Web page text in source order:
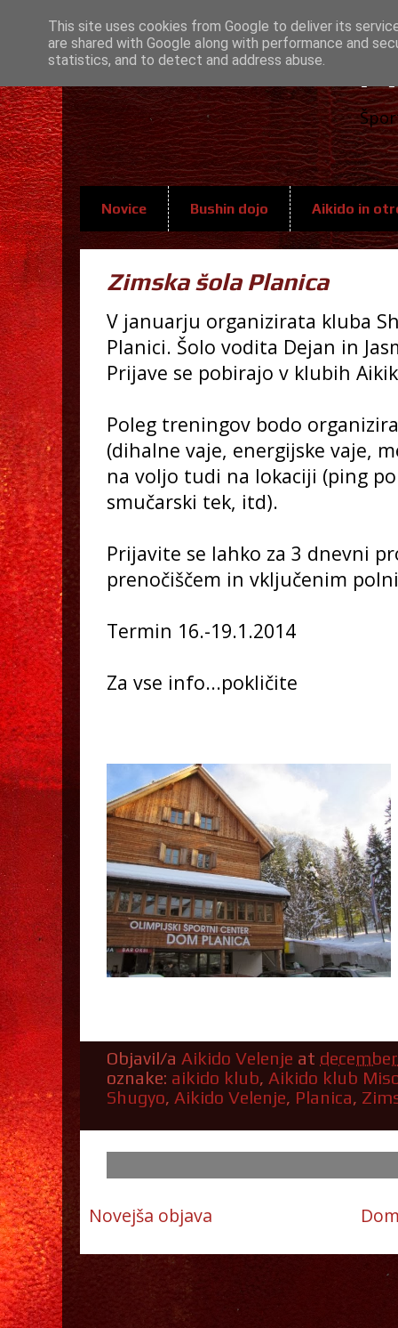
Novice Bushin dojo Aikido in
Zimska šola Planica
V januarju organizirata kluba
Planici. Šolo vodita Dejan in
Prijave se pobirajo v klubih
Poleg treningov bodo
(dihalne vaje, energijske vaje,
na voljo tudi na lokaciji (ping
smučarski tek, itd).
Prijavite se lahko za 3 dnevni
prenočiščem in vključenim
Termin 16.-19.1.2014
Za vse info...pokličite
Objavil/a Aikido Velenje at
oznake: aikido klub, Aikido klub
Shugyo, Aikido Velenje, Planica,
Novejša objava
This site uses cookies from Google to deliver its
are shared with Google along with performance and
statistics, and to detect and address abuse.